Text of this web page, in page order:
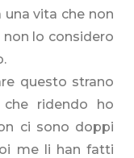
una vita che non
lo considero
questo strano
ridendo ho
ci sono doppi
me li han fatti